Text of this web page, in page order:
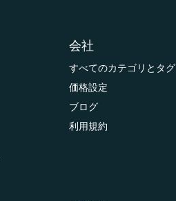
会社
すべてのカテゴリとタグ
価格設定
ブログ
利用規約